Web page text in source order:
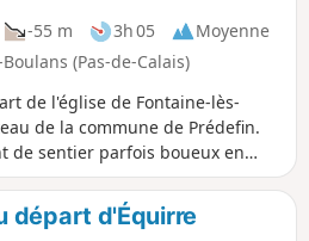
-55 m 3h 05
Moyenne
(Pas-de-Calais)
de l'église de Fontaine-lès-
de la commune de Prédefin.
de sentier parfois boueux en
vous aurez une vue et un
Sur le chemin du retour, vous
de l'armée allemande.
départ d'Équirre